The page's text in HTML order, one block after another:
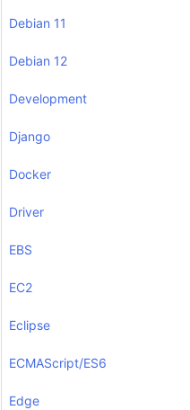
Debian 11
Debian 12
Development
Django
Docker
Driver
EBS
EC2
Eclipse
ECMAScript/ES6
Edge